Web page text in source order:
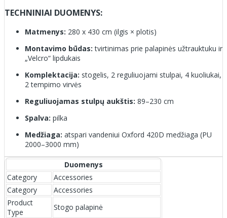
TECHNINIAI DUOMENYS:
Matmenys: 280 x 430 cm (ilgis × plotis)
Montavimo būdas: tvirtinimas prie palapinės užtrauktuku ir
„Velcro“ lipdukais
Komplektacija: stogelis, 2 reguliuojami stulpai, 4 kuoliukai,
2 tempimo virvės
Reguliuojamas stulpų aukštis: 89–230 cm
Spalva: pilka
Medžiaga: atspari vandeniui Oxford 420D medžiaga (PU
2000–3000 mm)
Duomenys
Category
Accessories
Category
Accessories
Product
Type
Stogo palapinė